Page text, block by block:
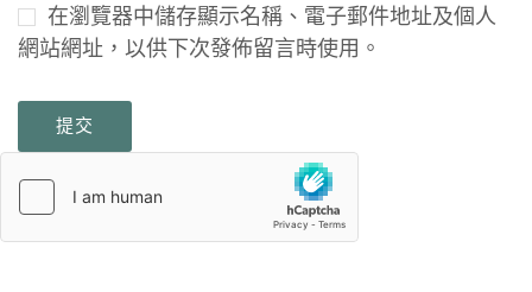
在瀏覽器中儲存顯示名稱、電子郵件地址及個人
網站網址，以供下次發佈留言時使用。